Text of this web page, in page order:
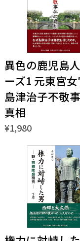
異色の鹿児島
ーズ1 元東宮
島津治子不敬
真相
¥1,980